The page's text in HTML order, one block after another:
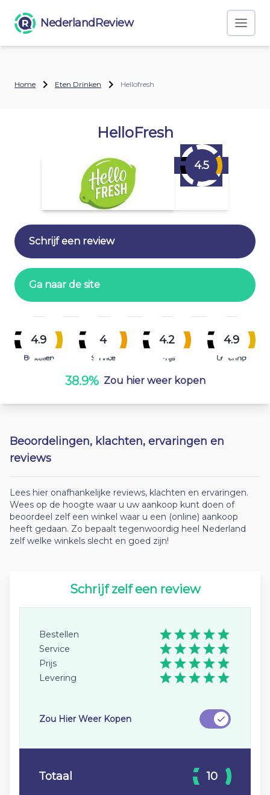
NederlandReview
Home Eten Drinken Hellofresh
HelloFresh
4.5
Schrijf een review
Ga naar de site
4.9
Bestellen
4
Service
4.2
Prijs
4.9
Levering
38.9% Zou hier weer kopen
Beoordelingen, klachten, ervaringen en
reviews
Lees hier onafhankelijke reviews, klachten en ervaringen.
Wees op de hoogte waar u uw aankoop kunt doen of
beoordeel zelf een winkel waar u een (online) aankoop
heeft gedaan. Zo bepaalt tegenwoordig heel Nederland
zelf welke winkels slecht en goed zijn!
Schrijf zelf een review
Bestellen
Service
Prijs
Levering
Zou Hier Weer Kopen
Totaal 10